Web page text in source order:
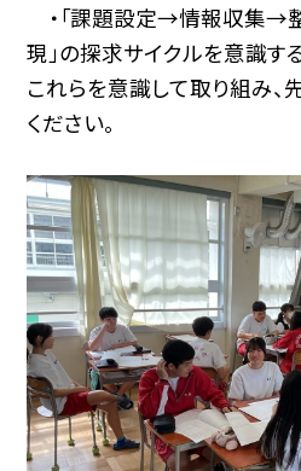
・「課題設定→情報収集→
現」の探求サイクルを意識す
これらを意識して取り組み、
ください。